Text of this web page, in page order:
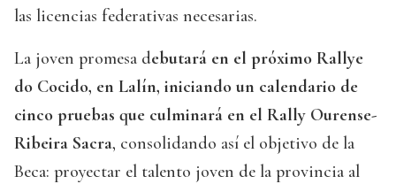
las licencias federativas necesarias.
La joven promesa debutará en el próximo Rallye
do Cocido, en Lalín, iniciando un calendario de
cinco pruebas que culminará en el Rally Ourense-
Ribeira Sacra, consolidando así el objetivo de la
Beca: proyectar el talento joven de la provincia al